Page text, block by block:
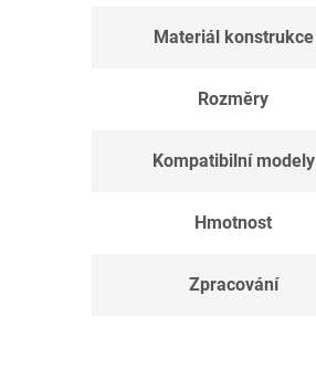
Materiál konstrukce
Rozměry
Kompatibilní modely
Hmotnost
Zpracování